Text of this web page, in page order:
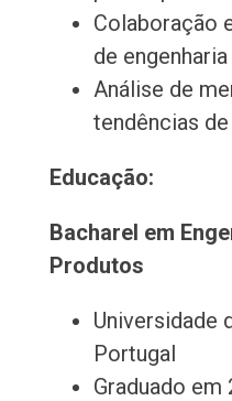
Colaboração
de
Análise de
tendências
Educação:
Bacharel em
Produtos
Universidade
Portugal
Graduado em